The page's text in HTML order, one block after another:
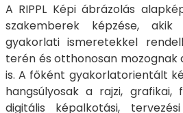
A RIPPL Képi ábrázolás
szakemberek képzése,
gyakorlati ismeretekkel
terén és otthonosan mozognak
is. A főként gyakorlatorientált
hangsúlyosak a rajzi, grafikai,
digitális képalkotási,